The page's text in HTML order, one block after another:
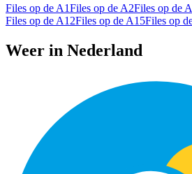
Files op de A1Files op de A2Files op de
Files op de A12Files op de A15Files op
Weer in Nederland